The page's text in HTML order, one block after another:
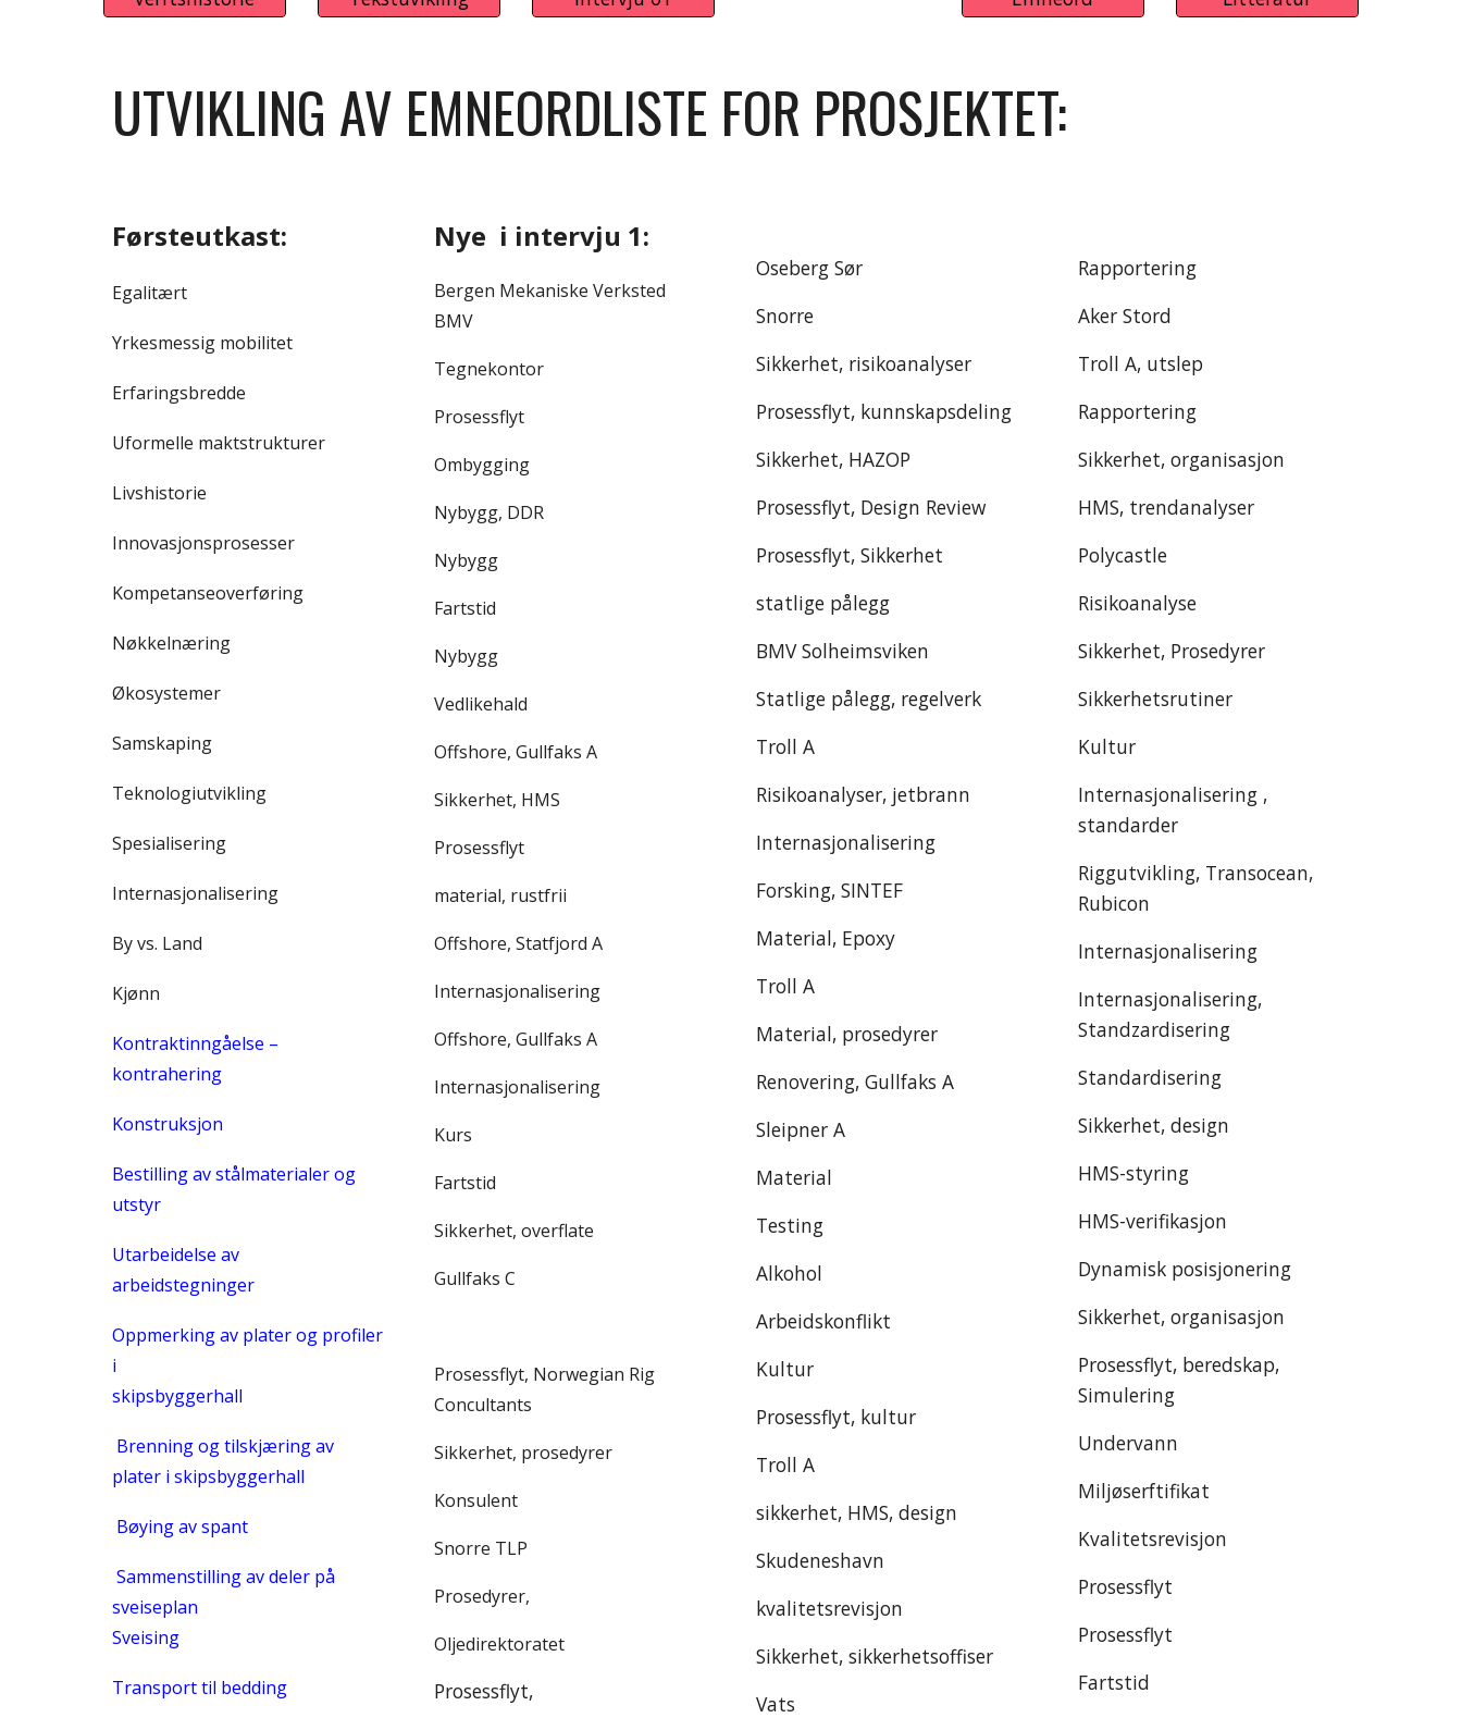
UTVIKLING AV EMNEORDLISTE FOR PROSJEKTET:
Førsteutkast:
Egalitært
Yrkesmessig mobilitet
Erfaringsbredde
Uformelle maktstrukturer
Livshistorie
Innovasjonsprosesser
Kompetanseoverføring
Nøkkelnæring
Økosystemer
Samskaping
Teknologiutvikling
Spesialisering
Internasjonalisering
By vs. Land
Kjønn
Kontraktinngåelse –
kontrahering
Konstruksjon
Bestilling av stålmaterialer og
utstyr
Utarbeidelse av
arbeidstegninger
Oppmerking av plater og profiler
i
skipsbyggerhall
Brenning og tilskjæring av
plater i skipsbyggerhall
Bøying av spant
Sammenstilling av deler på
sveiseplan
Sveising
Transport til bedding
Nye i intervju 1:
Bergen Mekaniske Verksted
BMV
Tegnekontor
Prosessflyt
Ombygging
Nybygg, DDR
Nybygg
Fartstid
Nybygg
Vedlikehald
Offshore, Gullfaks A
Sikkerhet, HMS
Prosessflyt
material, rustfrii
Offshore, Statfjord A
Internasjonalisering
Offshore, Gullfaks A
Internasjonalisering
Kurs
Fartstid
Sikkerhet, overflate
Gullfaks C
Prosessflyt, Norwegian Rig
Concultants
Sikkerhet, prosedyrer
Konsulent
Snorre TLP
Prosedyrer,
Oljedirektoratet
Prosessflyt,
Oseberg Sør
Snorre
Sikkerhet, risikoanalyser
Prosessflyt, kunnskapsdeling
Sikkerhet, HAZOP
Prosessflyt, Design Review
Prosessflyt, Sikkerhet
statlige pålegg
BMV Solheimsviken
Statlige pålegg, regelverk
Troll A
Risikoanalyser, jetbrann
Internasjonalisering
Forsking, SINTEF
Material, Epoxy
Troll A
Material, prosedyrer
Renovering, Gullfaks A
Sleipner A
Material
Testing
Alkohol
Arbeidskonflikt
Kultur
Prosessflyt, kultur
Troll A
sikkerhet, HMS, design
Skudeneshavn
kvalitetsrevisjon
Sikkerhet, sikkerhetsoffiser
Vats
Rapportering
Aker Stord
Troll A, utslep
Rapportering
Sikkerhet, organisasjon
HMS, trendanalyser
Polycastle
Risikoanalyse
Sikkerhet, Prosedyrer
Sikkerhetsrutiner
Kultur
Internasjonalisering ,
standarder
Riggutvikling, Transocean,
Rubicon
Internasjonalisering
Internasjonalisering,
Standzardisering
Standardisering
Sikkerhet, design
HMS-styring
HMS-verifikasjon
Dynamisk posisjonering
Sikkerhet, organisasjon
Prosessflyt, beredskap,
Simulering
Undervann
Miljøserftifikat
Kvalitetsrevisjon
Prosessflyt
Prosessflyt
Fartstid